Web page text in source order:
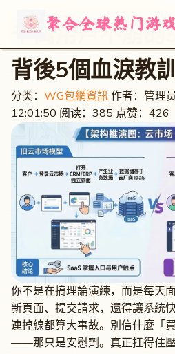
聚合全球热门游
千萬用戶不崩
背後5個血淚教
分类： WG包網資訊作者：管理
12:01:50 阅读：385 点赞：426
你不是在搞理論演練，而是每天
新頁面、提交請求，還得讓系統
連掉線都算大事故。別信什麼「
——那只是安慰劑。真正扛得住